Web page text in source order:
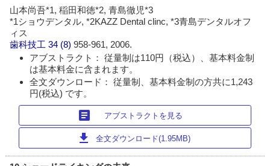
山本尚吾*1, 稲田和徳*2, 青島徹児*3
*1ショウデンタル, *2KAZZ Dental clinc, *3青島デンタルオフ
ィス
歯科技工 34 (8)958-961, 2006.
アブストラクト： 従量制は110円（税込）、基本料金制
は基本料金に含まれます。
全文ダウンロード： 従量制、基本料金制の方共に1,243
円(税込) です。
article アブストラクトを見る
download 全文ダウンロード(1.95MB)